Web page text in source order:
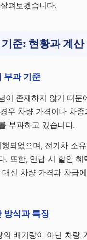
펴보겠습니다.
준: 현황과 계산
부과 기준
이 존재하지 않기 때
우 차량 가격이나 차
부과하고 있습니다.
되었으며, 전기차 소
. 또한, 연납 시 할인
신 차량 가격과 차급
방식과 특징
의 배기량이 아닌 차량